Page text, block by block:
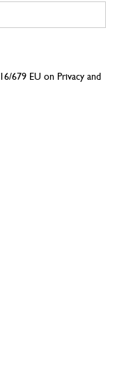
679 EU on Privacy and